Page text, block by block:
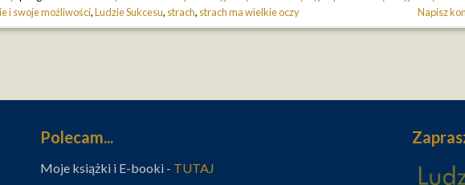
i swoje możliwości,Ludzie Sukcesu, strach, strach ma wielkie oczy Napisz
Polecam...
Moje książki i E-booki - TUTAJ